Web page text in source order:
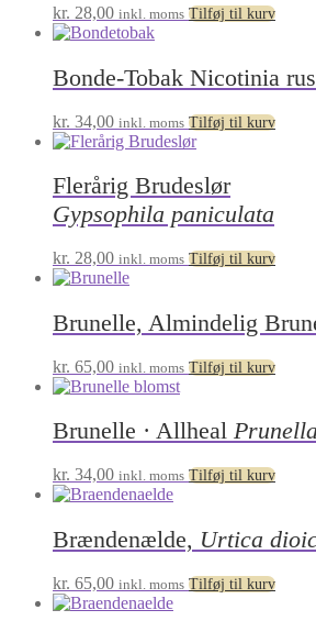
kr. 28,00 inkl. moms Tilføj til kurv
Bonde-Tobak Nicotinia
kr. 34,00 inkl. moms Tilføj til kurv
Flerårig Brudeslør
Gypsophila paniculata
kr. 28,00 inkl. moms Tilføj til kurv
Brunelle, Almindelig
kr. 65,00 inkl. moms Tilføj til kurv
Brunelle · Allheal
kr. 34,00 inkl. moms Tilføj til kurv
Brændenælde, Urtica
kr. 65,00 inkl. moms Tilføj til kurv